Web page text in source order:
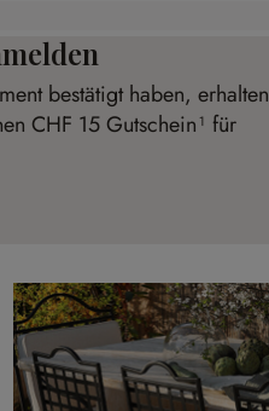
bestätigt haben, erhalten
CHF 15 Gutschein¹ für